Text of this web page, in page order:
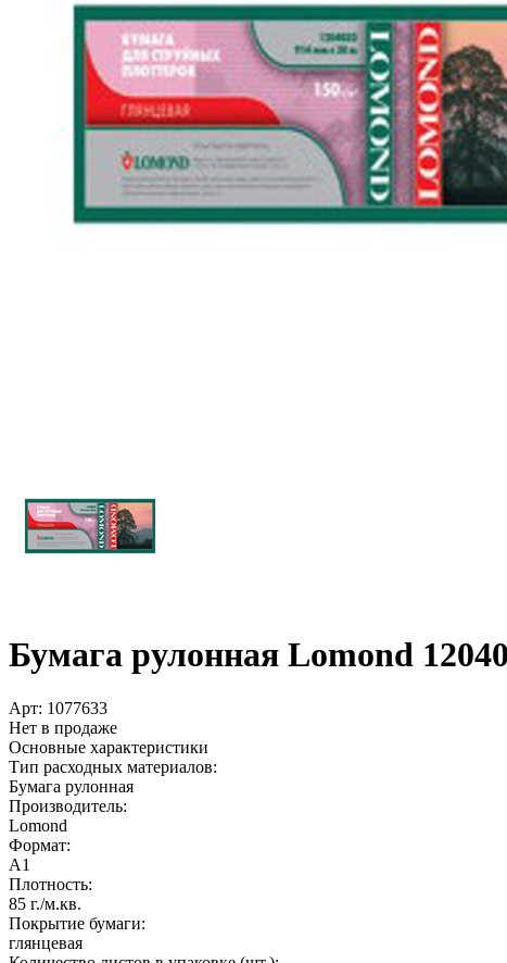
Бумага рулонная Lomond
Арт: 1077633
Нет в продаже
Основные характеристики
Тип расходных материалов:
Бумага рулонная
Производитель:
Lomond
Формат:
A1
Плотность:
85 г./м.кв.
Покрытие бумаги:
глянцевая